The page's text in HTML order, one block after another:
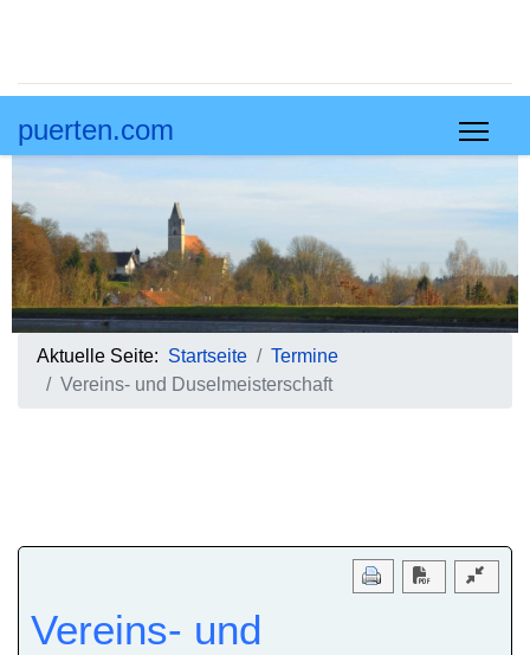
puerten.com
Aktuelle Seite: Startseite
Termine
Vereins- und Duselmeisterschaft
Download PDF
Vereins- und